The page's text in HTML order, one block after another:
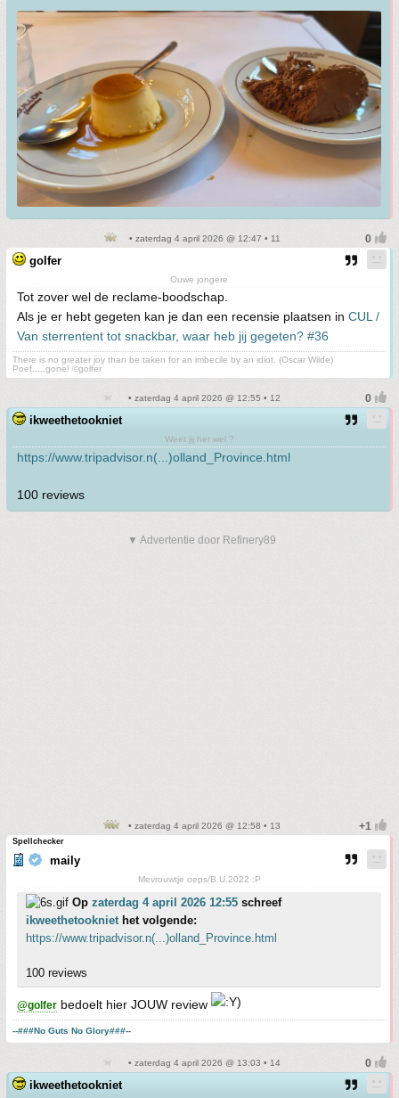
• zaterdag 4 april 2026 @ 12:47 • 11
golfer
Ouwe jongere
Tot zover wel de reclame-boodschap.
Als je er hebt gegeten kan je dan een recensie plaatsen in CUL /
Van sterrentent tot snackbar, waar heb jij gegeten? #36
There is no greater joy than be taken for an imbecile by an idiot. (Oscar Wilde)
Poef.....gone! ©golfer
• zaterdag 4 april 2026 @ 12:55 • 12
ikweethetookniet
Weet jij het wel ?
https://www.tripadvisor.n(...)olland_Province.html
100 reviews
▼ Advertentie door Refinery89
• zaterdag 4 april 2026 @ 12:58 • 13
Spellchecker
maily
Mevrouwtje oeps/B.U.2022 :P
Op zaterdag 4 april 2026 12:55 schreef
ikweethetookniethet volgende:
https://www.tripadvisor.n(...)olland_Province.html
100 reviews
@golfer bedoelt hier JOUW review
--###No Guts No Glory###--
• zaterdag 4 april 2026 @ 13:03 • 14
ikweethetookniet